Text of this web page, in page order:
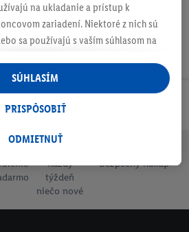
Odoberaj Newsletter!
Každý
týždeň
niečo nové
Bezpečný nákup
na ukladanie a prístup k
zariadení. Niektoré z nich sú
sa používajú s vaším súhlasom na
rámci služieb Lidl aj mimo nich. Ak
Lidl Plus, na tieto účely sa spracúvajú
správania v obchode.
Lidl Plus alebo sa prihlásite do svojho
identifikátor z e-mailovej adresy,
vás mohli rozpoznať v službách
ODMIETNUŤ
PRISPÔSOBIŤ
SÚHLASÍM